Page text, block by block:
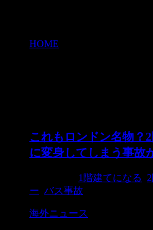
HOME
これもロンドン名物？
に変身してしまう事故
1階建てになる
ー バス事故
海外ニュース